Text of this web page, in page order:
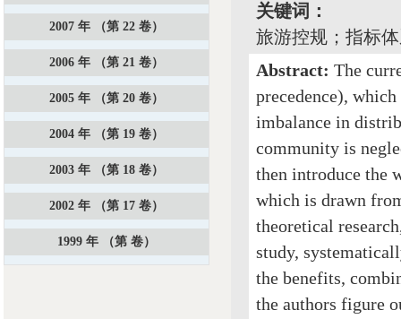
关键词：
旅游控规；指标
Abstract: The
precedence),
imbalance in
community is
then introduce the
which is drawn
theoretical
study,
the benefits,
the authors figure
2007 年 （第 22 卷）
2006 年 （第 21 卷）
2005 年 （第 20 卷）
2004 年 （第 19 卷）
2003 年 （第 18 卷）
2002 年 （第 17 卷）
1999 年 （第 卷）